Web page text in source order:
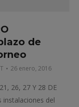
de
26 enero, 2016
26, 27 Y 28 DE
instalaciones del